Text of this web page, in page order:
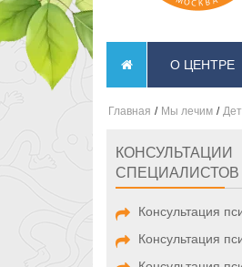
О ЦЕНТРЕ
Главная / Мы лечим /
КОНСУЛЬТАЦИИ
СПЕЦИАЛИСТОВ
Консультация
Консультация